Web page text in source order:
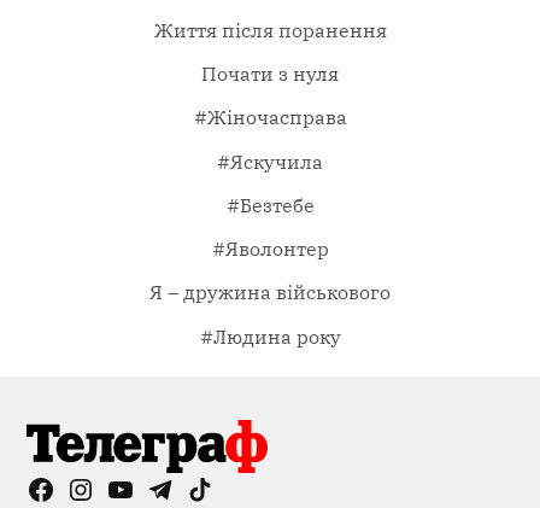
Життя після поранення
Почати з нуля
#Жіночасправа
#Яскучила
#Безтебе
#Яволонтер
Я – дружина військового
#Людина року
FacebookInstagram
YouTubeTelegramTikTok